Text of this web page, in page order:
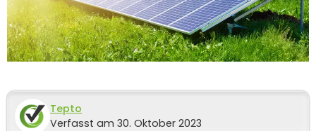
Tepto
Verfasst am 30. Oktober 2023